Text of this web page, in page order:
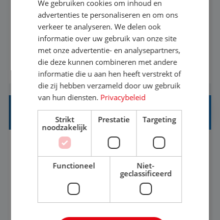
Met jouw ervaring in de reisbranche of
achtergrond in toerisme ben je klaar voor de
volgende stap. Vanaf je stoel reis je de hele
wereld over en speel je moeiteloos in op de
wensen van je team, je klant en wat er in de
reiswereld gebeurt. Met je enthousiasme weet je
klanten te overtuigen om die droomreis te
boeken! ...
BEKIJK VACATURE
REISADVISEUR ALLROUND
Aalsmeer, Noord-Holland, Nederland
33-36 uur
MBO
Een vakantie plannen is het leukste dat er is. Of
het nu voor jezelf is, of voor een ander: jij vindt
We gebruiken cookies om inhoud en
advertenties te personaliseren en om ons
verkeer te analyseren. We delen ook
informatie over uw gebruik van onze site
met onze advertentie- en analysepartners,
die deze kunnen combineren met andere
informatie die u aan hen heeft verstrekt of
die zij hebben verzameld door uw gebruik
van hun diensten. Privacybeleid
Strikt
noodzakelijk
Prestatie Targeting
Functioneel
Niet-
geclassificeerd